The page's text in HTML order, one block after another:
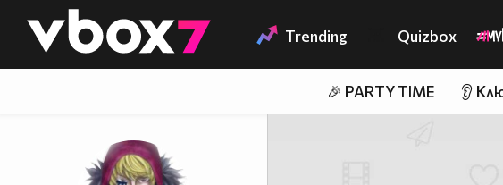
👾 Trending Quizbox
🎉 PARTY TIME 👂